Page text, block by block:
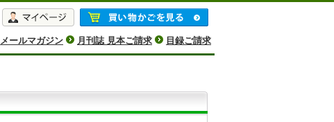
メールマガジン 月刊誌 見本ご請求 目録ご請求